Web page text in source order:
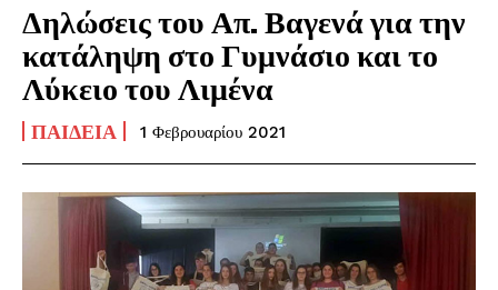
Δηλώσεις του Απ. Βαγενά για την
κατάληψη στο Γυμνάσιο και το
Λύκειο του Λιμένα
ΠΑΙΔΕΊΑ 1 Φεβρουαρίου 2021